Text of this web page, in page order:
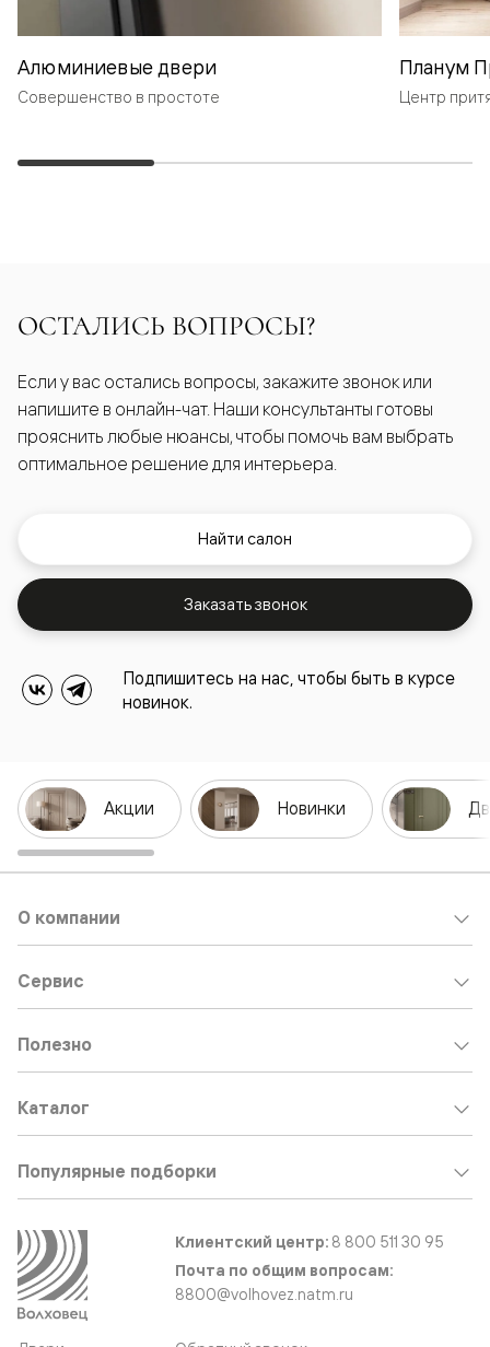
Алюминиевые двери
Совершенство в простоте
Планум
Центр
ОСТАЛИСЬ ВОПРОСЫ?
Если у вас остались вопросы, закажите звонок или
напишите в онлайн-чат. Наши консультанты готовы
прояснить любые нюансы, чтобы помочь вам выбрать
оптимальное решение для интерьера.
Найти салон
Заказать звонок
Подпишитесь на нас, чтобы быть в курсе
новинок.
Акции Новинки
О компании
Сервис
Полезно
Каталог
Популярные подборки
Клиентский центр: 8 800 511 30 95
Почта по общим вопросам:
8800@volhovez.natm.ru